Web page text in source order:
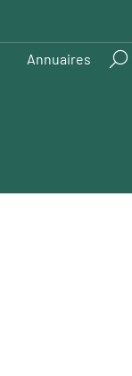
Annuaires